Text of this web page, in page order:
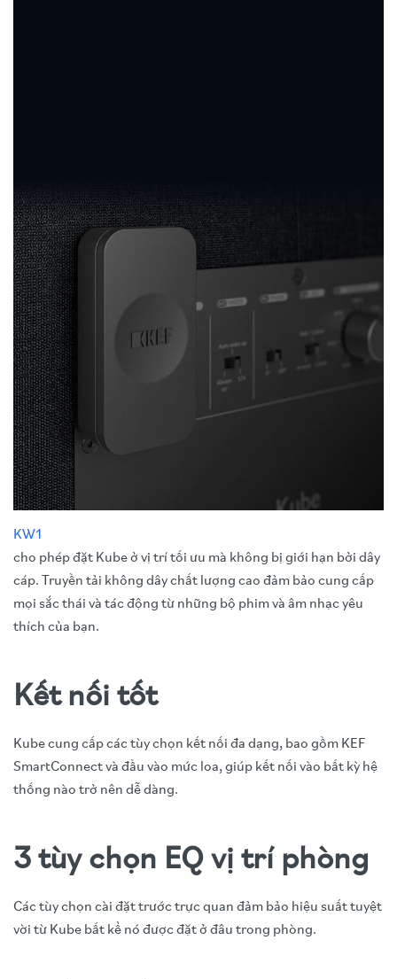
KW1
cho phép đặt Kube ở vị trí tối ưu mà không bị giới hạn bởi dây
cáp. Truyền tải không dây chất lượng cao đảm bảo cung cấp
mọi sắc thái và tác động từ những bộ phim và âm nhạc yêu
thích của bạn.
Kết nối tốt
Kube cung cấp các tùy chọn kết nối đa dạng, bao gồm KEF
SmartConnect và đầu vào mức loa, giúp kết nối vào bất kỳ hệ
thống nào trở nên dễ dàng.
3 tùy chọn EQ vị trí phòng
Các tùy chọn cài đặt trước trực quan đảm bảo hiệu suất tuyệt
vời từ Kube bất kể nó được đặt ở đâu trong phòng.